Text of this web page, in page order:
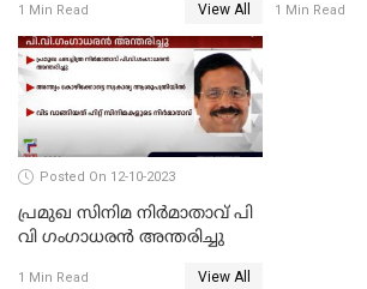
1 Min Read View All
പേരുടെ
1 Min Read
Posted On 12-10-2023
പ്രമുഖ സിനിമ നിർമാതാവ് പി
വി ഗംഗാധരൻ അന്തരിച്ചു
1 Min Read View All